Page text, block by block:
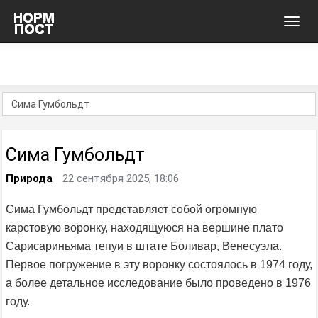
Сима Гумбольдт
Природа 22 сентября 2025, 18:06
Сима Гумбольдт представляет собой огромную
карстовую воронку, находящуюся на вершине плато
Сарисариньяма тепуи в штате Боливар, Венесуэла.
Первое погружение в эту воронку состоялось в 1974 году,
а более детальное исследование было проведено в 1976
году.